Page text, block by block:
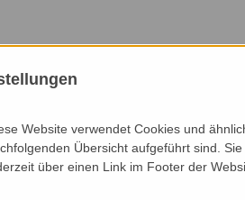
Website verwendet Cookies und
Übersicht aufgeführt sind.
über einen Link im Footer der